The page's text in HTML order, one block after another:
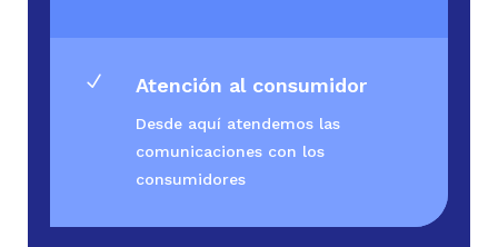
N Atención al consumidor
Desde aquí atendemos las
comunicaciones con los
consumidores